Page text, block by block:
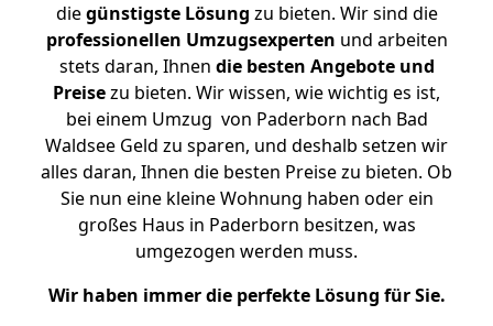
diegünstigste Lösung zu bieten. Wir sind die
professionellen Umzugsexperten und arbeiten
stets daran, Ihnen die besten Angebote und
Preisezu bieten. Wir wissen, wie wichtig es ist,
bei einem Umzug von Paderborn nach Bad
Waldsee Geld zu sparen, und deshalb setzen wir
alles daran, Ihnen die besten Preise zu bieten. Ob
Sie nun eine kleine Wohnung haben oder ein
großes Haus in Paderborn besitzen, was
umgezogen werden muss.
Wir haben immer die perfekte Lösung für Sie.